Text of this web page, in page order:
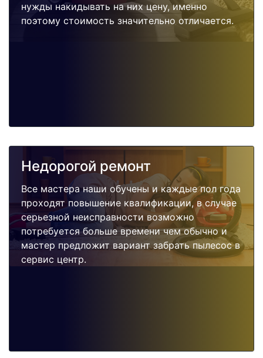
нужды накидывать на них цену, именно
поэтому стоимость значительно отличается.
Недорогой ремонт
Все мастера наши обучены и каждые пол года
проходят повышение квалификации, в случае
серьезной неисправности возможно
потребуется больше времени чем обычно и
мастер предложит вариант забрать пылесос в
сервис центр.